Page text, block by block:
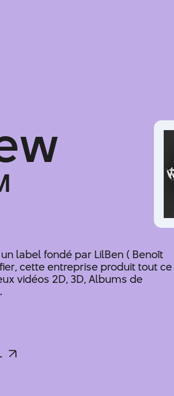
w
label fondé par LilBen ( Benoît
cette entreprise produit tout ce
vidéos 2D, 3D, Albums de